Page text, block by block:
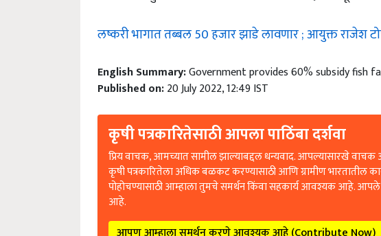
लष्करी भागात तब्बल 50 हजार झाडे लावणार ; आयुक्त राजेश
English Summary: Government provides 60% subsidy fish
Published on: 20 July 2022, 12:49 IST
कृषी पत्रकारितेसाठी आपला पाठिंबा दर्शवा
प्रिय वाचक, आमच्यात सामील झाल्याबद्दल धन्यवाद. आपल्यासारखे वाचक
कृषी पत्रकारितेला अधिक बळकट करण्यासाठी आणि ग्रामीण
पोहोचण्यासाठी आम्हाला तुमचे समर्थन किंवा सहकार्य आवश्यक आहे. आपले
आहे.
आपण आम्हाला समर्थन करणे आवश्यक आहे (Contribute Now)